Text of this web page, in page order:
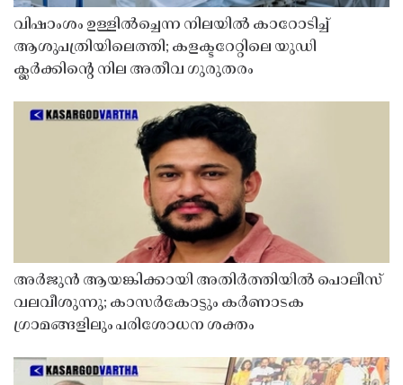
വിഷാംശം ഉള്ളിൽച്ചെന്ന നിലയിൽ കാറോടിച്ച്
ആശുപത്രിയിലെത്തി; കളക്ടറേറ്റിലെ യുഡി
ക്ലർക്കിൻ്റെ നില അതീവ ഗുരുതരം
അർജുൻ ആയങ്കിക്കായി അതിർത്തിയിൽ പൊലീസ്
വലവീശുന്നു; കാസർകോട്ടും കർണാടക
ഗ്രാമങ്ങളിലും പരിശോധന ശക്തം